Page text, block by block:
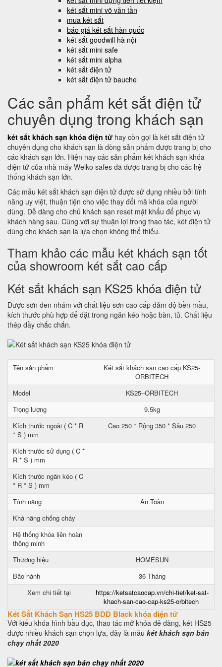
két sắt mini võ văn tần
mua két sắt
báo giá két sắt hàn quốc
két sắt goodwill hà nội
két sắt mini safe
két sắt mini alpha
két sắt điện tử
két sắt điện tử bauche
Các sản phẩm két sắt điện tử
chuyên dụng trong khách sạn
két sắt khách sạn khóa điện tử hay còn gọi là két sắt điện tử
chuyên dụng cho khách sạn là dòng sản phẩm được trang bị cho
các khách sạn lớn. Hiện nay các sản phẩm két khách sạn khóa
điện tử của nhà máy Welko safes đã được trang bị cho các hệ
thống khách sạn lớn.
Các mẫu két sắt khách sạn điện tử được sử dụng nhiều bởi tính
năng uy việt, thuận tiện cho việc thay đổi mã khóa của người
dùng. Dễ dàng cho chủ khách sạn reset mật khẩu để phục vụ
khách hàng sau. Cùng với sự thuận lợi trong thao tác, két điện tử
dùng cho khách sạn là lựa chọn không thể thiếu.
Tham khảo các mẫu két khách sạn tốt
của showroom két sắt cao cấp
Két sắt khách sạn KS25 khóa điện tử
Được sơn đen nhám với chất liệu sơn cao cấp đảm độ bền mầu,
kích thước phù hợp để đặt trong ngăn kéo hoặc bàn, tủ. Chất liệu
thép dầy chắc chắn.
Tên sản phẩm
Két sắt khách sạn cao cấp KS25-
ORBITECH
Model
KS25–ORBITECH
Trọng lượng
9.5kg
Kích thước ngoài ( C * R
* S ) mm
Cao 250 * Rộng 350 * Sâu 250
Kích thước sử dụng ( C *
R * S ) mm
Kích thước ngăn kéo ( C
* R * S ) mm
Tính năng
An Toàn
Khả năng chống cháy
Hệ thống khóa liên hoàn
thông minh
Thương hiệu
HOMESUN
Bảo hành
36 Tháng
Xem chi tiết tại
https://ketsatcaocap.vn/chi-tiet/ket-sat-
khach-san-cao-cap-ks25-orbitech
Két Sắt Khách Sạn HS25 BDD Black khóa điện tử
Với kiểu khóa hình bầu dục, thao tác mở khóa đễ dàng, két HS25
được nhiều khách sạn chọn lựa, đây là mẫu két khách sạn bán
chạy nhất 2020